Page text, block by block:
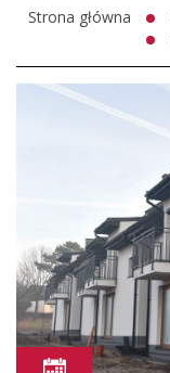
Strona główna